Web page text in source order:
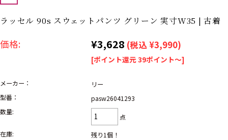
サ行
タ行
ナ行
Search by Item アイテムから探す
ラッセル 90s スウェットパンツ グリーン 実寸W35 | 古着
価格: ¥3,628 (税込 ¥3,990)
[ポイント還元 39ポイント～]
メーカー：
リー
型番：
pasw26041293
数量:
点
在庫:
残り1個！